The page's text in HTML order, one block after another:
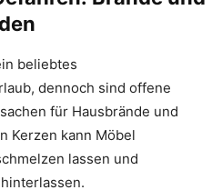
beliebtes
dennoch sind offene
für Hausbrände und
Kerzen kann Möbel
lassen und